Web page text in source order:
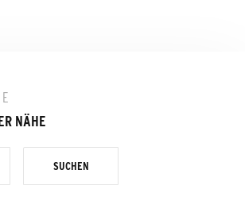
NÄHE
SUCHEN